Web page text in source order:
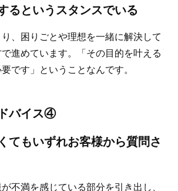
るというスタンスでいる
、困りごとや理想を一緒に解決して
進めています。「その目的を叶える
です」ということなんです。
バイス④
てもいずれお客様から質問さ
不満を感じている部分を引き出し、